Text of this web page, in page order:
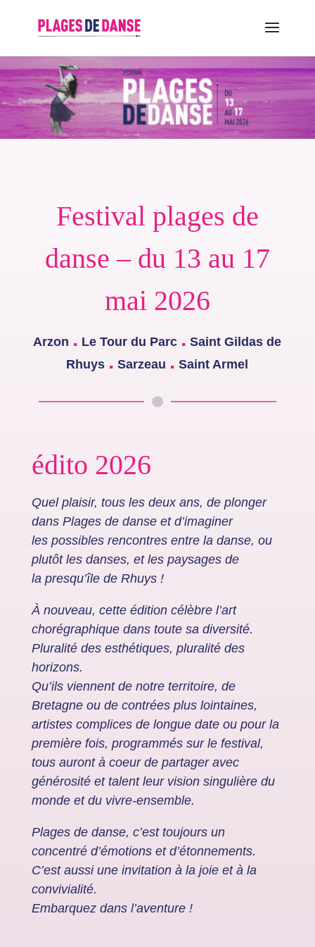
Festival plages de
danse – du 13 au 17
mai 2026
Arzon . Le Tour du Parc . Saint Gildas de
Rhuys . Sarzeau . Saint Armel
édito 2026
Quel plaisir, tous les deux ans, de plonger
dans Plages de danse et d’imaginer
les possibles rencontres entre la danse, ou
plutôt les danses, et les paysages de
la presqu’île de Rhuys !
À nouveau, cette édition célèbre l’art
chorégraphique dans toute sa diversité.
Pluralité des esthétiques, pluralité des
horizons.
Qu’ils viennent de notre territoire, de
Bretagne ou de contrées plus lointaines,
artistes complices de longue date ou pour la
première fois, programmés sur le festival,
tous auront à coeur de partager avec
générosité et talent leur vision singulière du
monde et du vivre-ensemble.
Plages de danse, c’est toujours un
concentré d’émotions et d’étonnements.
C’est aussi une invitation à la joie et à la
convivialité.
Embarquez dans l’aventure !